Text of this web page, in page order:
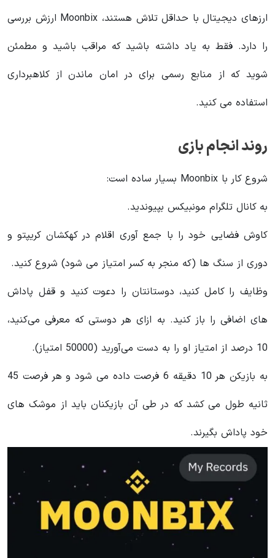
ارزهای دیجیتال با حداقل تلاش هستند، Moonbix ارزش بررسی
را دارد. فقط به یاد داشته باشید که مراقب باشید و مطمئن
شوید که از منابع رسمی برای در امان ماندن از کلاهبرداری
استفاده می کنید.
روند انجام بازی
شروع کار با Moonbix بسیار ساده است:
به کانال تلگرام مونبیکس بپیوندید.
کاوش فضایی خود را با جمع آوری اقلام در کهکشان کریپتو و
دوری از سنگ ها (که منجر به کسر امتیاز می شود) شروع کنید.
وظایف را کامل کنید، دوستانتان را دعوت کنید و قفل پاداش
های اضافی را باز کنید. به ازای هر دوستی که معرفی می‌کنید،
10 درصد از امتیاز او را به دست می‌آورید (50000 امتیاز).
به بازیکن هر 10 دقیقه 6 فرصت داده می شود و هر فرصت 45
ثانیه طول می کشد که در طی آن بازیکنان باید از موشک های
خود پاداش بگیرند.